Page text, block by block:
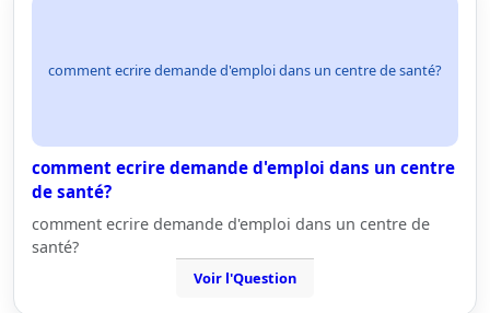
comment ecrire demande d'emploi dans un centre de santé?
comment ecrire demande d'emploi dans un centre
de santé?
comment ecrire demande d'emploi dans un centre de
santé?
Voir l'Question